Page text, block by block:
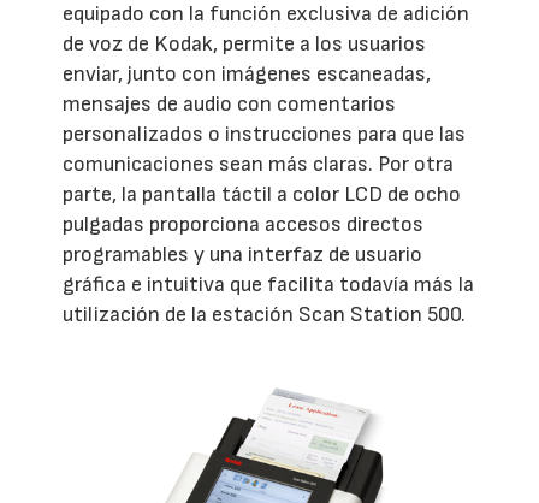
equipado con la función exclusiva de adición
de voz de Kodak, permite a los usuarios
enviar, junto con imágenes escaneadas,
mensajes de audio con comentarios
personalizados o instrucciones para que las
comunicaciones sean más claras. Por otra
parte, la pantalla táctil a color LCD de ocho
pulgadas proporciona accesos directos
programables y una interfaz de usuario
gráfica e intuitiva que facilita todavía más la
utilización de la estación Scan Station 500.